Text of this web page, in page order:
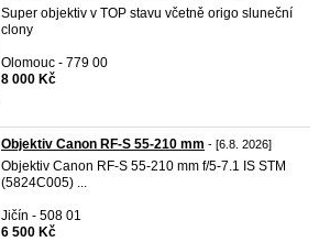
Super objektiv v TOP stavu včetně origo sluneční
clony
Olomouc - 779 00
8 000 Kč
Objektiv Canon RF-S 55-210 mm - [6.8. 2026]
Objektiv Canon RF-S 55-210 mm f/5-7.1 IS STM
(5824C005) ...
Jičín - 508 01
6 500 Kč